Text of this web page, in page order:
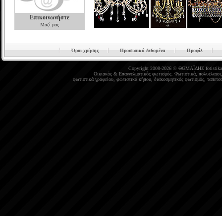
Επικοινωνήστε
Μαζί μας
Όροι χρήσης Προσωπικά δεδομένα Προφίλ
Copyright 2008-2026 © ΘΩΜΑΪΔΗΣ
Οικιακός& Επαγγελματικός φωτισμός. Φωτιστικά, πολυέλαιοι
φωτιστικά γραφείου, φωτιστικά κήπου, διακοσμητικός φωτισμός,